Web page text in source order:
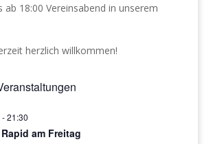
ab 18:00 Vereinsabend in unserem
herzlich willkommen!
-21:30
am Freitag